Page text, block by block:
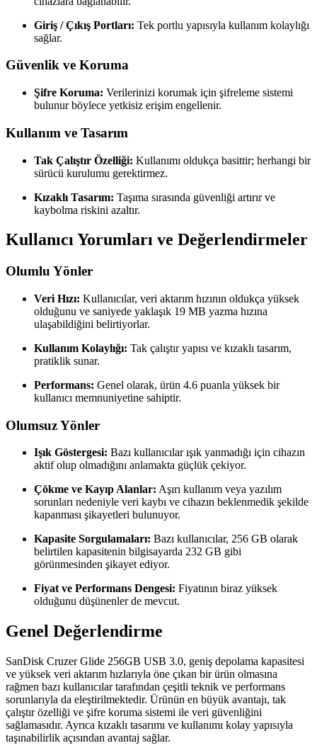
Giriş / Çıkış Portları: Tek portlu yapısıyla kullanım kolaylığı
sağlar.
Güvenlik ve Koruma
Şifre Koruma: Verilerinizi korumak için şifreleme sistemi
bulunur böylece yetkisiz erişim engellenir.
Kullanım ve Tasarım
Tak Çalıştır Özelliği: Kullanımı oldukça basittir; herhangi bir
sürücü kurulumu gerektirmez.
Kızaklı Tasarım: Taşıma sırasında güvenliği artırır ve
kaybolma riskini azaltır.
Kullanıcı Yorumları ve Değerlendirmeler
Olumlu Yönler
Veri Hızı: Kullanıcılar, veri aktarım hızının oldukça yüksek
olduğunu ve saniyede yaklaşık 19 MB yazma hızına
ulaşabildiğini belirtiyorlar.
Kullanım Kolaylığı: Tak çalıştır yapısı ve kızaklı tasarım,
pratiklik sunar.
Performans: Genel olarak, ürün 4.6 puanla yüksek bir
kullanıcı memnuniyetine sahiptir.
Olumsuz Yönler
Işık Göstergesi: Bazı kullanıcılar ışık yanmadığı için cihazın
aktif olup olmadığını anlamakta güçlük çekiyor.
Çökme ve Kayıp Alanlar: Aşırı kullanım veya yazılım
sorunları nedeniyle veri kaybı ve cihazın beklenmedik şekilde
kapanması şikayetleri bulunuyor.
Kapasite Sorgulamaları: Bazı kullanıcılar, 256 GB olarak
belirtilen kapasitenin bilgisayarda 232 GB gibi
görünmesinden şikayet ediyor.
Fiyat ve Performans Dengesi: Fiyatının biraz yüksek
olduğunu düşünenler de mevcut.
Genel Değerlendirme
SanDisk Cruzer Glide 256GB USB 3.0, geniş depolama kapasitesi
ve yüksek veri aktarım hızlarıyla öne çıkan bir ürün olmasına
rağmen bazı kullanıcılar tarafından çeşitli teknik ve performans
sorunlarıyla da eleştirilmektedir. Ürünün en büyük avantajı, tak
çalıştır özelliği ve şifre koruma sistemi ile veri güvenliğini
sağlamasıdır. Ayrıca kızaklı tasarımı ve kullanımı kolay yapısıyla
taşınabilirlik açısından avantaj sağlar.